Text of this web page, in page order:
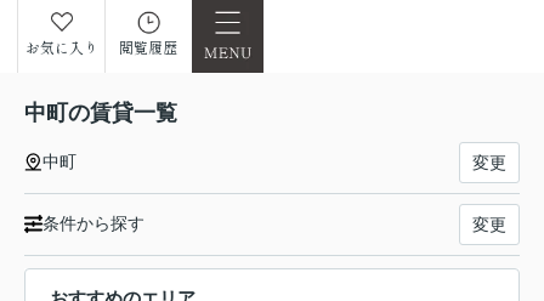
お気に入り 閲覧履歴
中町の賃貸一覧
中町 変更
条件から探す 変更